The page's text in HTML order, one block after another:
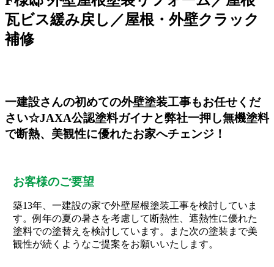
瓦ビス緩み戻し／屋根・外壁クラック
補修
一建設さんの初めての外壁塗装工事もお任せくだ
さい☆JAXA公認塗料ガイナと弊社一押し無機塗料
で断熱、美観性に優れたお家へチェンジ！
お客様のご要望
築13年、一建設の家で外壁屋根塗装工事を検討していま
す。例年の夏の暑さを考慮して断熱性、遮熱性に優れた
塗料での塗替えを検討しています。また次の塗装まで美
観性が続くようなご提案をお願いいたします。